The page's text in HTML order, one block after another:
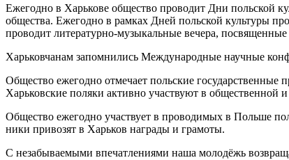
Ежегодно в Харькове общество проводит Дни польской
общества. Еже­годно в рамках Дней польской культуры
проводит литературно-музыкальные вечера,
Харьковчанам запомнились Международные научные
Общество ежегодно отмечает польские
Харьковские поляки активно участвуют в общественной
Общество ежегодно участвует в проводимых в Польше
ники привозят в Харьков награды и грамоты.
С незабываемыми впечатлениями наша молодёжь